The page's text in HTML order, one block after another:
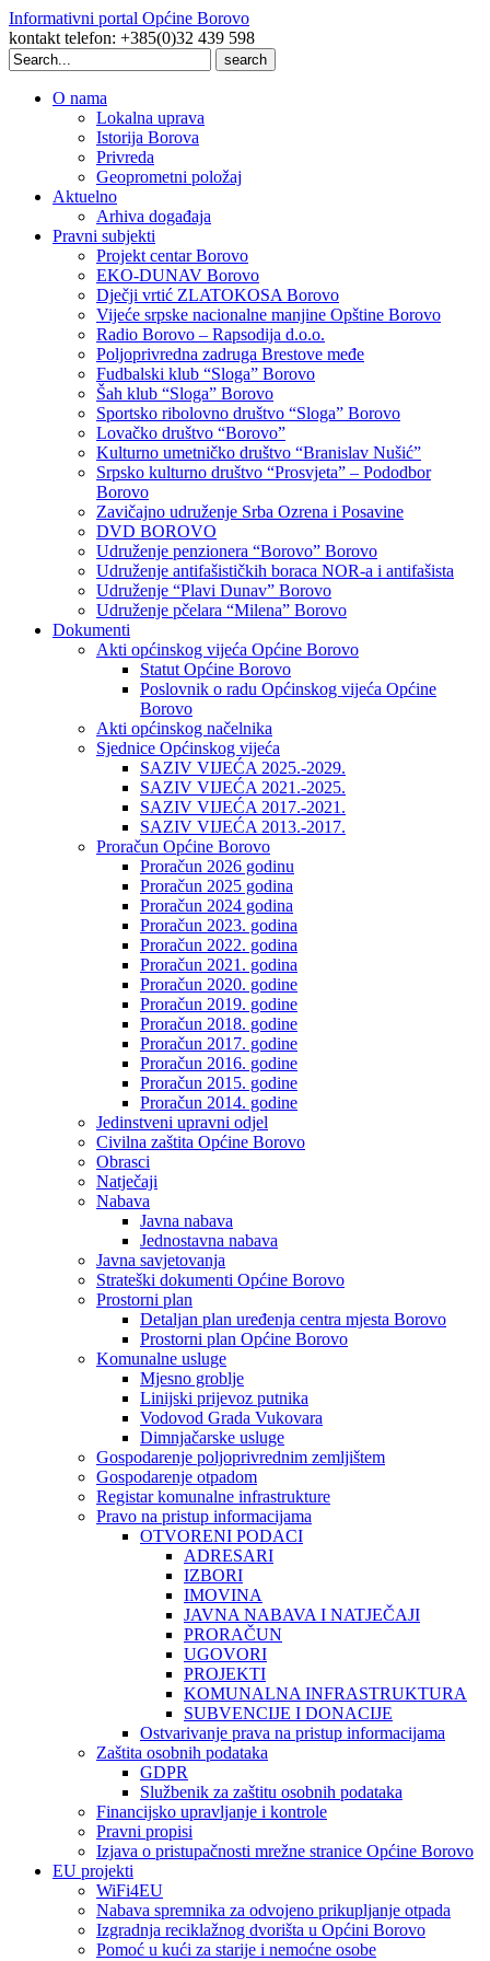
Informativni portal Općine Borovo
kontakt telefon: +385(0)32 439 598
Search
for:
O nama
Lokalna uprava
Istorija Borova
Privreda
Geoprometni položaj
Aktuelno
Arhiva događaja
Pravni subjekti
Projekt centar Borovo
EKO-DUNAV Borovo
Dječji vrtić ZLATOKOSA Borovo
Vijeće srpske nacionalne manjine Opštine Borovo
Radio Borovo – Rapsodija d.o.o.
Poljoprivredna zadruga Brestove međe
Fudbalski klub “Sloga” Borovo
Šah klub “Sloga” Borovo
Sportsko ribolovno društvo “Sloga” Borovo
Lovačko društvo “Borovo”
Kulturno umetničko društvo “Branislav Nušić”
Srpsko kulturno društvo “Prosvjeta” – Pododbor
Borovo
Zavičajno udruženje Srba Ozrena i Posavine
DVD BOROVO
Udruženje penzionera “Borovo” Borovo
Udruženje antifašističkih boraca NOR-a i antifašista
Udruženje “Plavi Dunav” Borovo
Udruženje pčelara “Milena” Borovo
Dokumenti
Akti općinskog vijeća Općine Borovo
Statut Općine Borovo
Poslovnik o radu Općinskog vijeća Općine
Borovo
Akti općinskog načelnika
Sjednice Općinskog vijeća
SAZIV VIJEĆA 2025.-2029.
SAZIV VIJEĆA 2021.-2025.
SAZIV VIJEĆA 2017.-2021.
SAZIV VIJEĆA 2013.-2017.
Proračun Općine Borovo
Proračun 2026 godinu
Proračun 2025 godina
Proračun 2024 godina
Proračun 2023. godina
Proračun 2022. godina
Proračun 2021. godina
Proračun 2020. godine
Proračun 2019. godine
Proračun 2018. godine
Proračun 2017. godine
Proračun 2016. godine
Proračun 2015. godine
Proračun 2014. godine
Jedinstveni upravni odjel
Civilna zaštita Općine Borovo
Obrasci
Natječaji
Nabava
Javna nabava
Jednostavna nabava
Javna savjetovanja
Strateški dokumenti Općine Borovo
Prostorni plan
Detaljan plan uređenja centra mjesta Borovo
Prostorni plan Općine Borovo
Komunalne usluge
Mjesno groblje
Linijski prijevoz putnika
Vodovod Grada Vukovara
Dimnjačarske usluge
Gospodarenje poljoprivrednim zemljištem
Gospodarenje otpadom
Registar komunalne infrastrukture
Pravo na pristup informacijama
OTVORENI PODACI
ADRESARI
IZBORI
IMOVINA
JAVNA NABAVA I NATJEČAJI
PRORAČUN
UGOVORI
PROJEKTI
KOMUNALNA INFRASTRUKTURA
SUBVENCIJE I DONACIJE
Ostvarivanje prava na pristup informacijama
Zaštita osobnih podataka
GDPR
Službenik za zaštitu osobnih podataka
Financijsko upravljanje i kontrole
Pravni propisi
Izjava o pristupačnosti mrežne stranice Općine Borovo
EU projekti
WiFi4EU
Nabava spremnika za odvojeno prikupljanje otpada
Izgradnja reciklažnog dvorišta u Općini Borovo
Pomoć u kući za starije i nemoćne osobe